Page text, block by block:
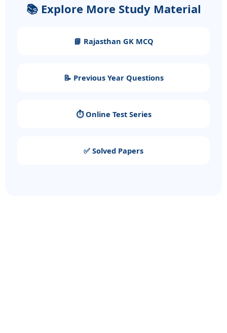
📚 Explore More Study Material
📘 Rajasthan GK MCQ
📝 Previous Year Questions
⏱️ Online Test Series
✅ Solved Papers